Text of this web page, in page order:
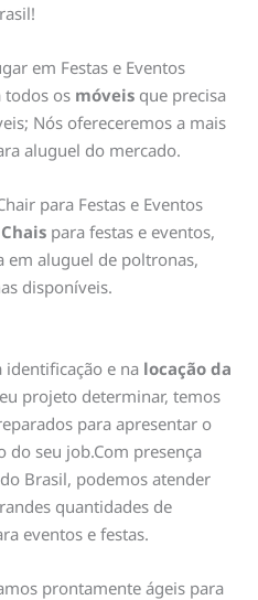
em Festas e Eventos
todos os móveis que precisa
Nós ofereceremos a mais
aluguel do mercado.
para Festas e Eventos
para festas e eventos,
em aluguel de poltronas,
disponíveis.
identificação e na locação da
projeto determinar, temos
para apresentar o
do seu job.Com presença
Brasil, podemos atender
quantidades de
eventos e festas.
prontamente ágeis para